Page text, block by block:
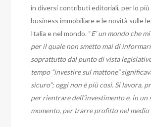
in diversi contributi editoriali, per lo più
business immobiliare e le novità sulle
Italia e nel mondo. “E’ un mondo che
per il quale non smetto mai di
soprattutto dal punto di vista
tempo “investire sul mattone”
sicuro”; oggi non è più così. Si lavora,
per rientrare dell’investimento e, in un
momento, per trarre profitto nel